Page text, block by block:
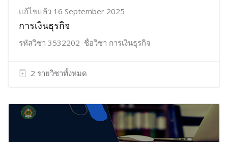
แก้ไขแล้ว 16 September 2025
การเงินธุรกิจ
รหัสวิชา 3532202 ชื่อวิชา การเงินธุรกิจ
2 รายวิชาทั้งหมด